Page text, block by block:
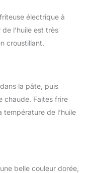
électrique à
l’huile est très
croustillant.
la pâte, puis
chaude. Faites frire
de l’huile
belle couleur dorée,